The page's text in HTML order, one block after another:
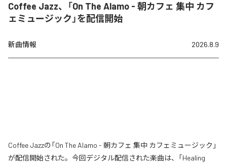
Coffee Jazz、「On The Alamo - 朝カフェ 集中 カフ
ェミュージック」を配信開始
新曲情報 2026.8.9
Coffee Jazzの「On The Alamo - 朝カフェ 集中 カフェミュージック」
が配信開始された。今回デジタル配信された楽曲は、「Healing